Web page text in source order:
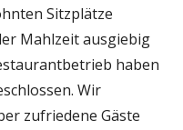
Sitzplätze
Mahlzeit ausgiebig
haben
Wir
zufriedene Gäste